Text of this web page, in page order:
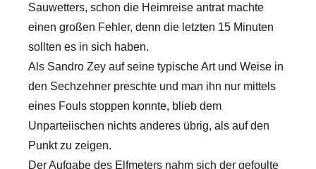
Sauwetters, schon die Heimreise antrat machte
einen großen Fehler, denn die letzten 15 Minuten
sollten es in sich haben.
Als Sandro Zey auf seine typische Art und Weise in
den Sechzehner preschte und man ihn nur mittels
eines Fouls stoppen konnte, blieb dem
Unparteiischen nichts anderes übrig, als auf den
Punkt zu zeigen.
Der Aufgabe des Elfmeters nahm sich der gefoulte